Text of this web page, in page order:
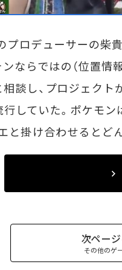
プロデューサーの柴
ならではの（位置情
談し、プロジェクト
行していた。ポケモ
と掛け合わせるとど
次ペー
その他のゲ